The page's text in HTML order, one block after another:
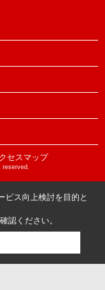
セスマップ
ビス向上検討を目的と
認ください。